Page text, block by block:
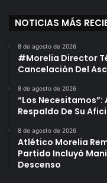
NOTICIAS MÁS
8 de agosto de 2026
#Morelia Director
Cancelación Del
8 de agosto de 2026
“Los
Respaldo De Su
8 de agosto de 2026
Atlético Morelia
Partido Incluyó
Descenso